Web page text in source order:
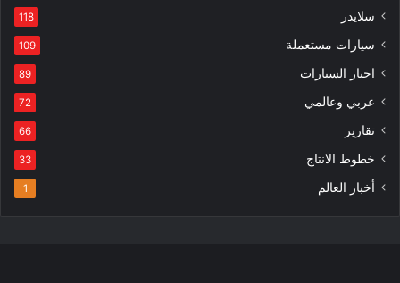
سلايدر 118
سيارات مستعملة 109
اخبار السيارات 89
عربي وعالمي 72
تقارير 66
خطوط الانتاج 33
أخبار العالم 1